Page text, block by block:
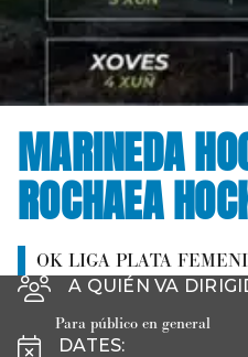
MARINEDA
ROCHAEA
OK LIGA PLATA
A QUIÉN VA
Para público en general
DATES: